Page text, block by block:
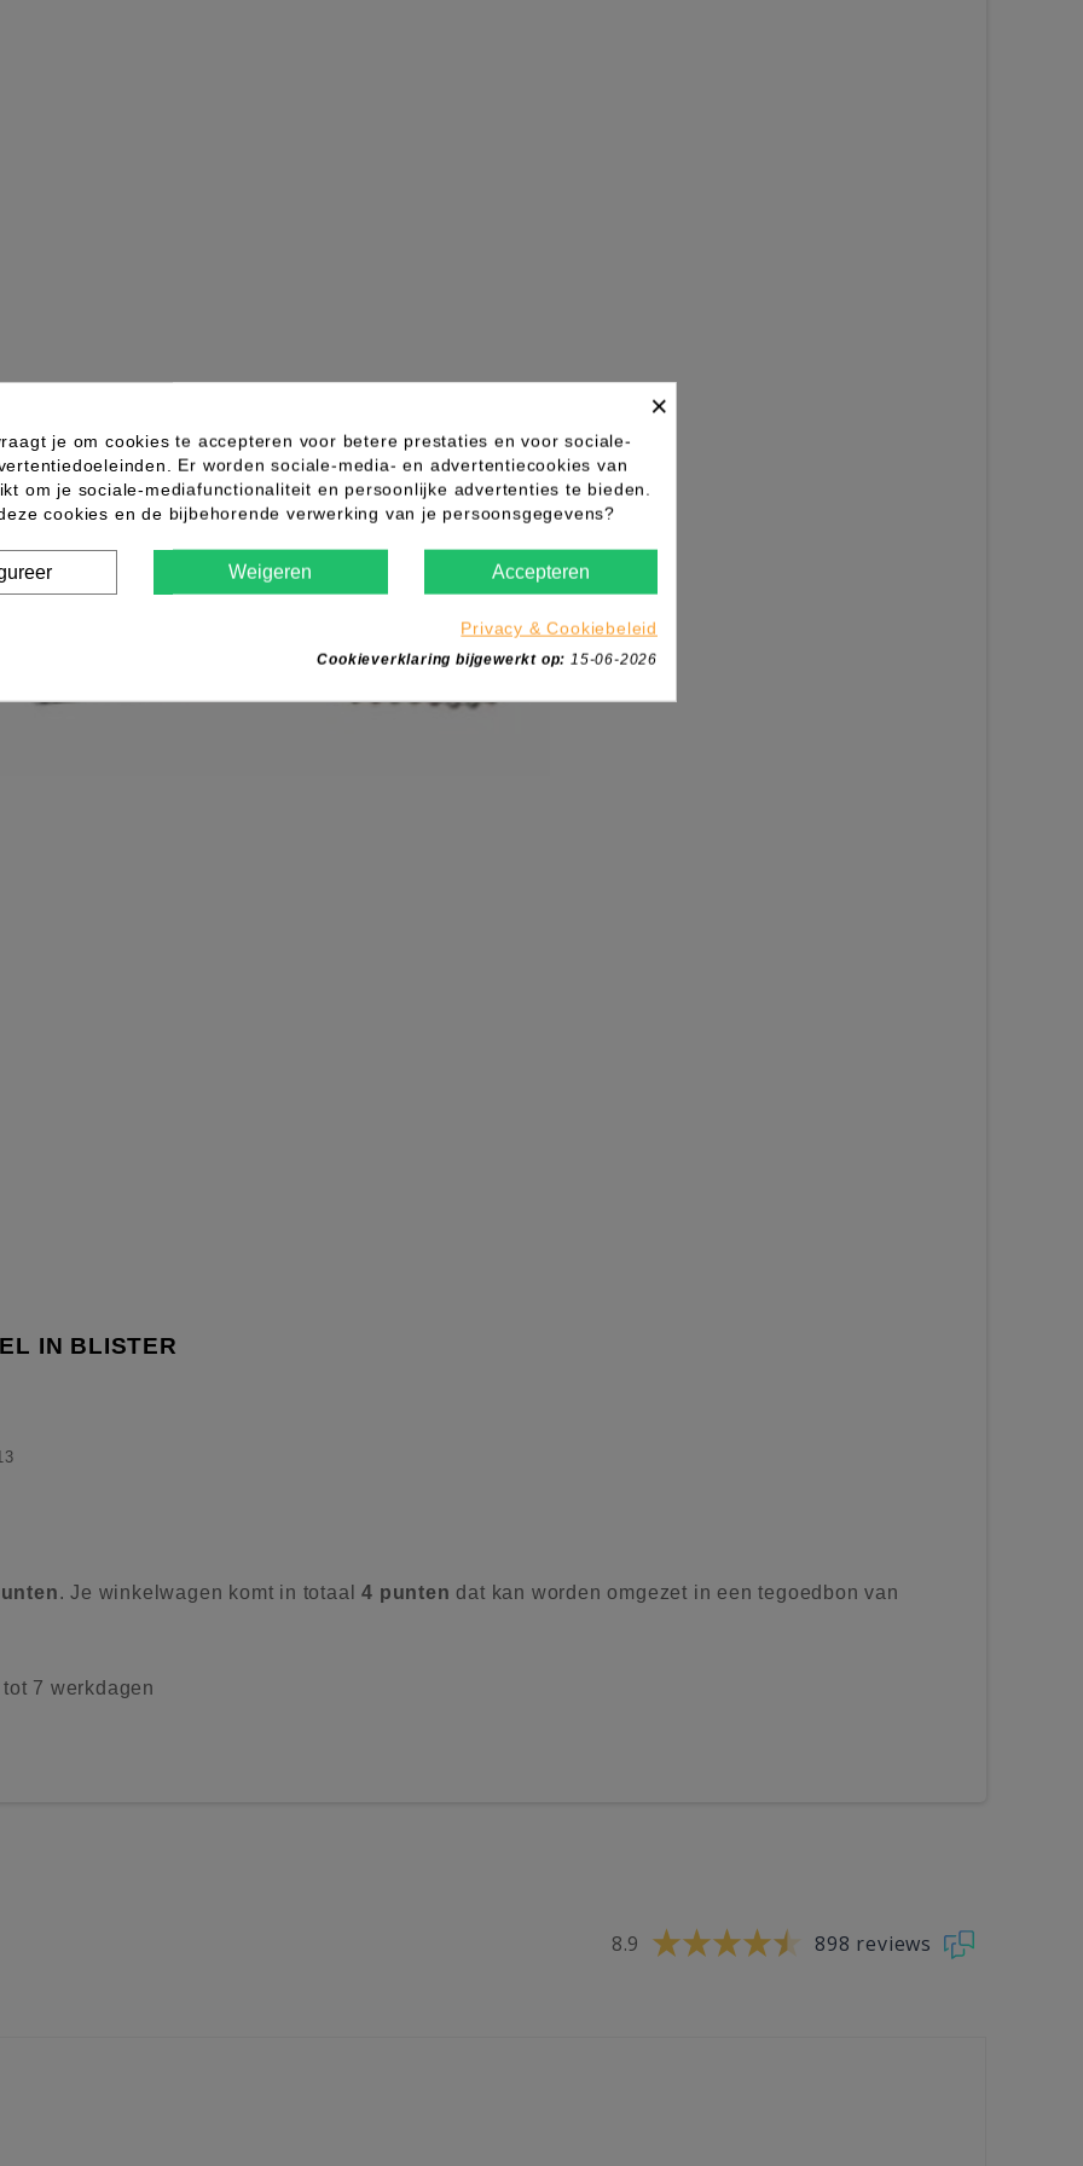
IN BLISTER
. Je winkelwagen komt in totaal4 punten dat kan worden omgezet in een tegoedbon van
tot 7 werkdagen
8.9 898 reviews
×
je om cookies te accepteren voor betere prestaties en voor sociale-
Er worden sociale-media- en advertentiecookies van
om je sociale-mediafunctionaliteit en persoonlijke advertenties te bieden.
cookies en de bijbehorende verwerking van je persoonsgegevens?
Weigeren Accepteren
Privacy & Cookiebeleid
Cookieverklaring bijgewerkt op: 15-06-2026